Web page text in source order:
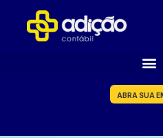
ABRA SUA